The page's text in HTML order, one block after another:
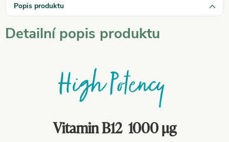
Popis produktu
Detailní popis produktu
High Potency
Vitamin B12 1000 μg